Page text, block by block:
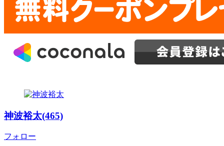
神波裕太(465)
フォロー